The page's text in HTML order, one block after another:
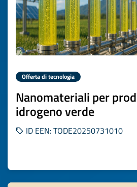
Offerta di tecnologia
Nanomateriali per
idrogeno verde
ID EEN: TODE20250731010